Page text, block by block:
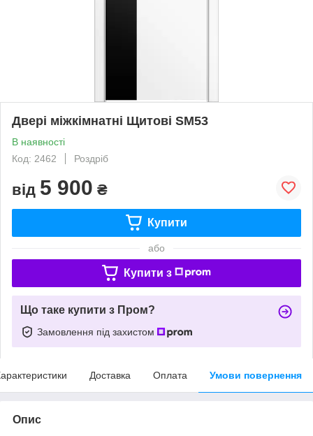
Двері міжкімнатні Щитові SM53
В наявності
Код: 2462
Роздріб
від 5 900 ₴
Купити
або
Купити з
Що таке купити з Пром?
Замовлення під захистом
Доставка Оплата Умови повернення
Опис